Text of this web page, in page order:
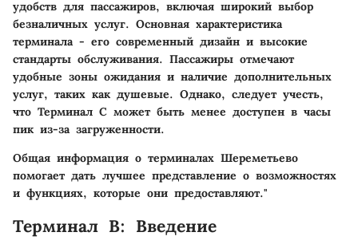
удобств для пассажиров, включая широкий выбор
безналичных услуг. Основная характеристика
терминала - его современный дизайн и высокие
стандарты обслуживания. Пассажиры отмечают
удобные зоны ожидания и наличие дополнительных
услуг, таких как душевые. Однако, следует учесть,
что Терминал C может быть менее доступен в часы
пик из-за загруженности.
Общая информация о терминалах Шереметьево
помогает дать лучшее представление о возможностях
и функциях, которые они предоставляют."
Терминал B: Введение